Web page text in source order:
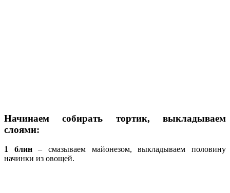
Начинаем собирать тортик, выкладываем
слоями:
1 блин– смазываем майонезом, выкладываем половину
начинки из овощей.